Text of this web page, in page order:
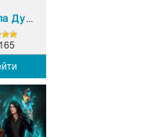
Пенелопа Дуглас